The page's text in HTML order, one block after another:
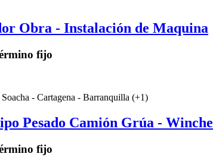
Obra - Instalación de Maquina
fijo
- Cartagena - Barranquilla (+1)
Pesado Camión Grúa - Winche
fijo